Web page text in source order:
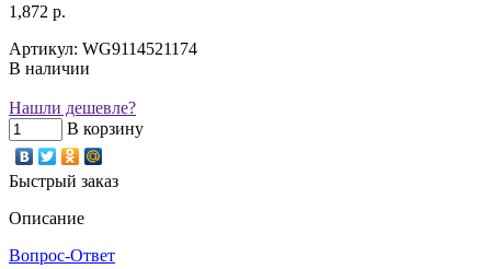
1,872 р.
Артикул: WG9114521174
В наличии
Нашли дешевле?
В корзину
Быстрый заказ
Описание
Вопрос-Ответ